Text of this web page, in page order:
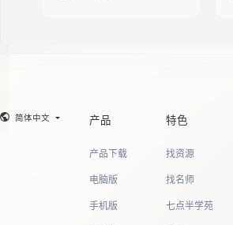
简体中文 产品
产品下载
电脑版
手机版
特色
找资源
找名师
七点半学苑